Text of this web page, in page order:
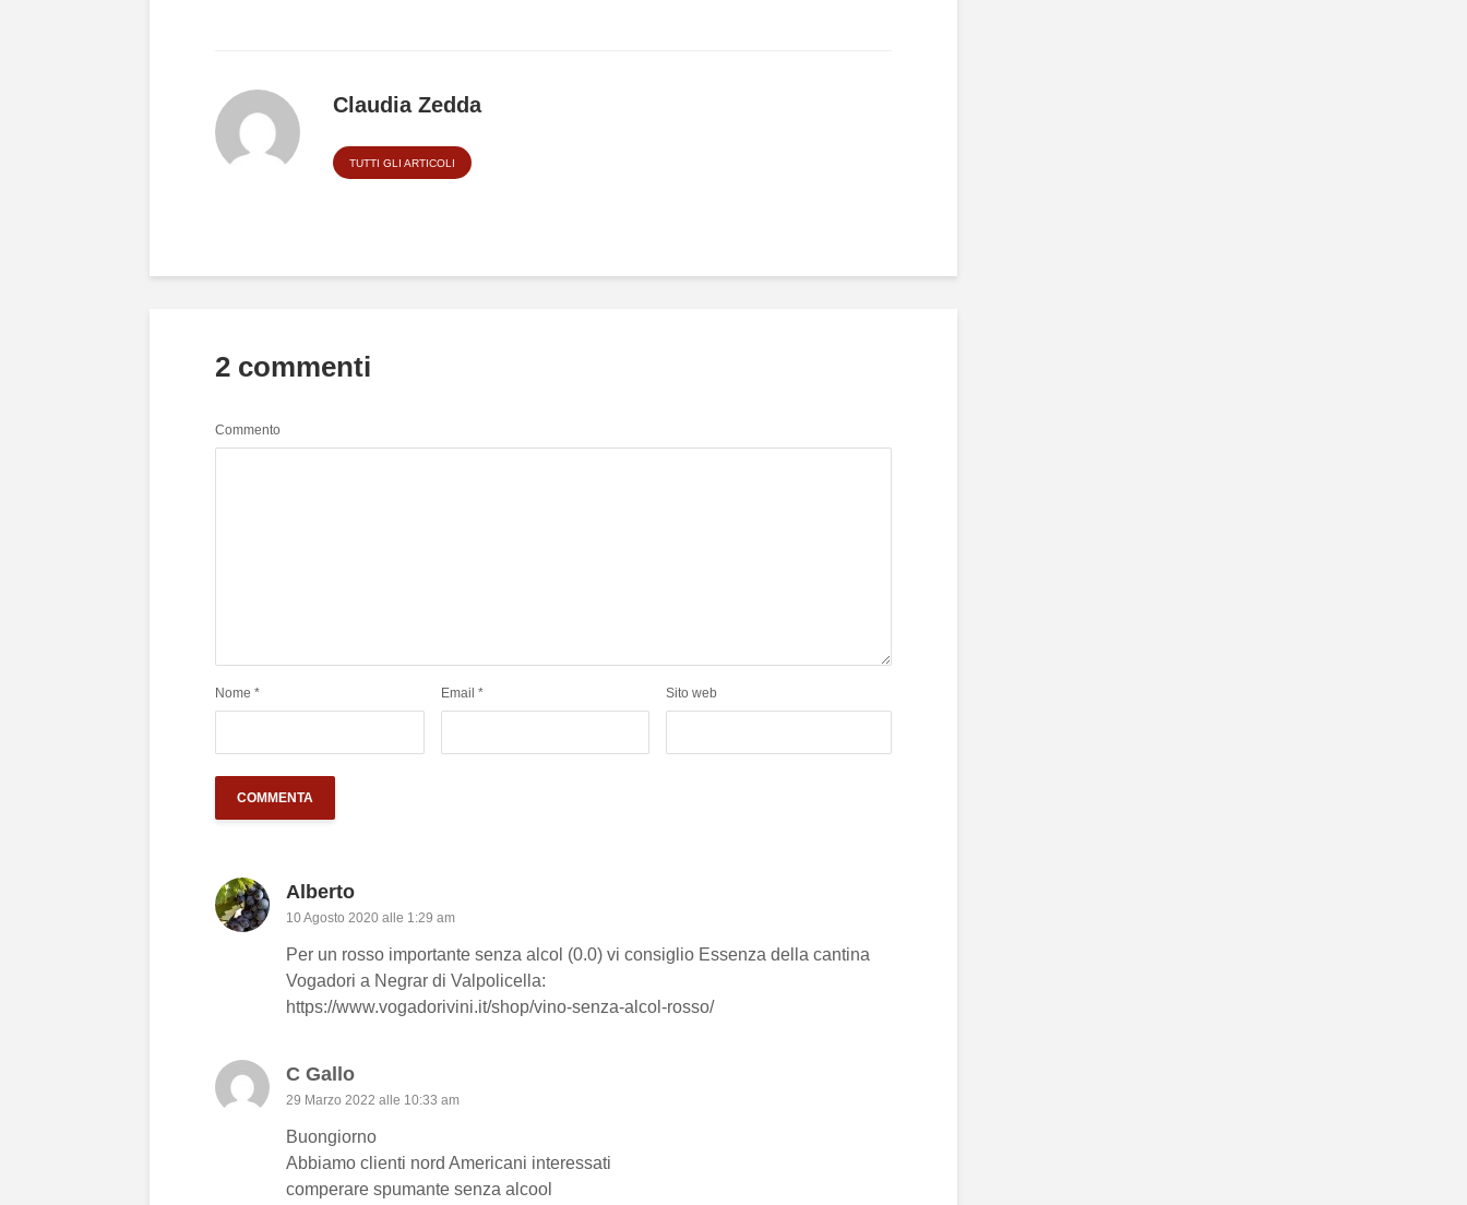
Claudia Zedda
TUTTI GLI ARTICOLI
2 commenti
Commento
Nome * Email * Sito web
Alberto
10 Agosto 2020 alle 1:29 am
Per un rosso importante senza alcol (0.0) vi consiglio Essenza della cantina
Vogadori a Negrar di Valpolicella:
https://www.vogadorivini.it/shop/vino-senza-alcol-rosso/
C Gallo
29 Marzo 2022 alle 10:33 am
Buongiorno
Abbiamo clienti nord Americani interessati
comperare spumante senza alcool